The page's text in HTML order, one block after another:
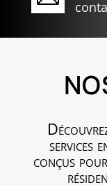
services
conçus